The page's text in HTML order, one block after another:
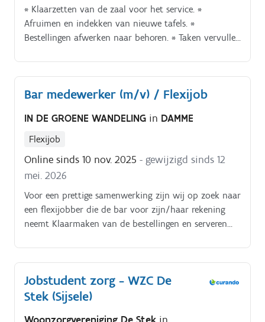
* Klaarzetten van de zaal voor het service. *
Afruimen en indekken van nieuwe tafels. *
Bestellingen afwerken naar behoren. * Taken vervullen
Bar medewerker (m/v) / Flexijob
IN DE GROENE WANDELING in DAMME
Flexijob
Online sinds 10 nov. 2025 - gewijzigd sinds 12
mei. 2026
Voor een prettige samenwerking zijn wij op zoek naar
een flexijobber die de bar voor zijn/haar rekening
neemt Klaarmaken van de bestellingen en serveren
de koelkasten en glaswerk afwassen.
Jobstudent zorg - WZC De
Stek (Sijsele)